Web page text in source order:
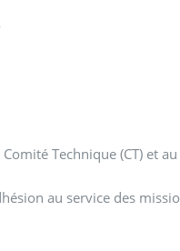
Technique (CT) et
au service des